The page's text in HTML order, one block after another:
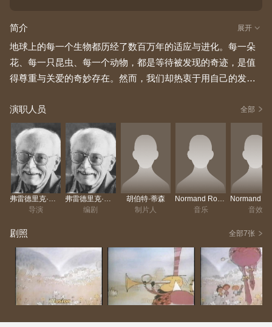
简介 展开
地球上的每一个生物都历经了数百万年的适应与进化。每一朵
花、每一只昆虫、每一个动物，都是等待被发现的奇迹，是值
得尊重与关爱的奇妙存在。然而，我们却热衷于用自己的发明
费的推动者们所呈现。遗憾的是，……
演职人员 全部
导演
编剧
胡伯特·蒂森
制片人
音乐
音效
剧照 全部7张